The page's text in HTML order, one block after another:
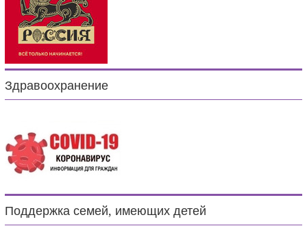
Здравоохранение
Поддержка семей, имеющих детей